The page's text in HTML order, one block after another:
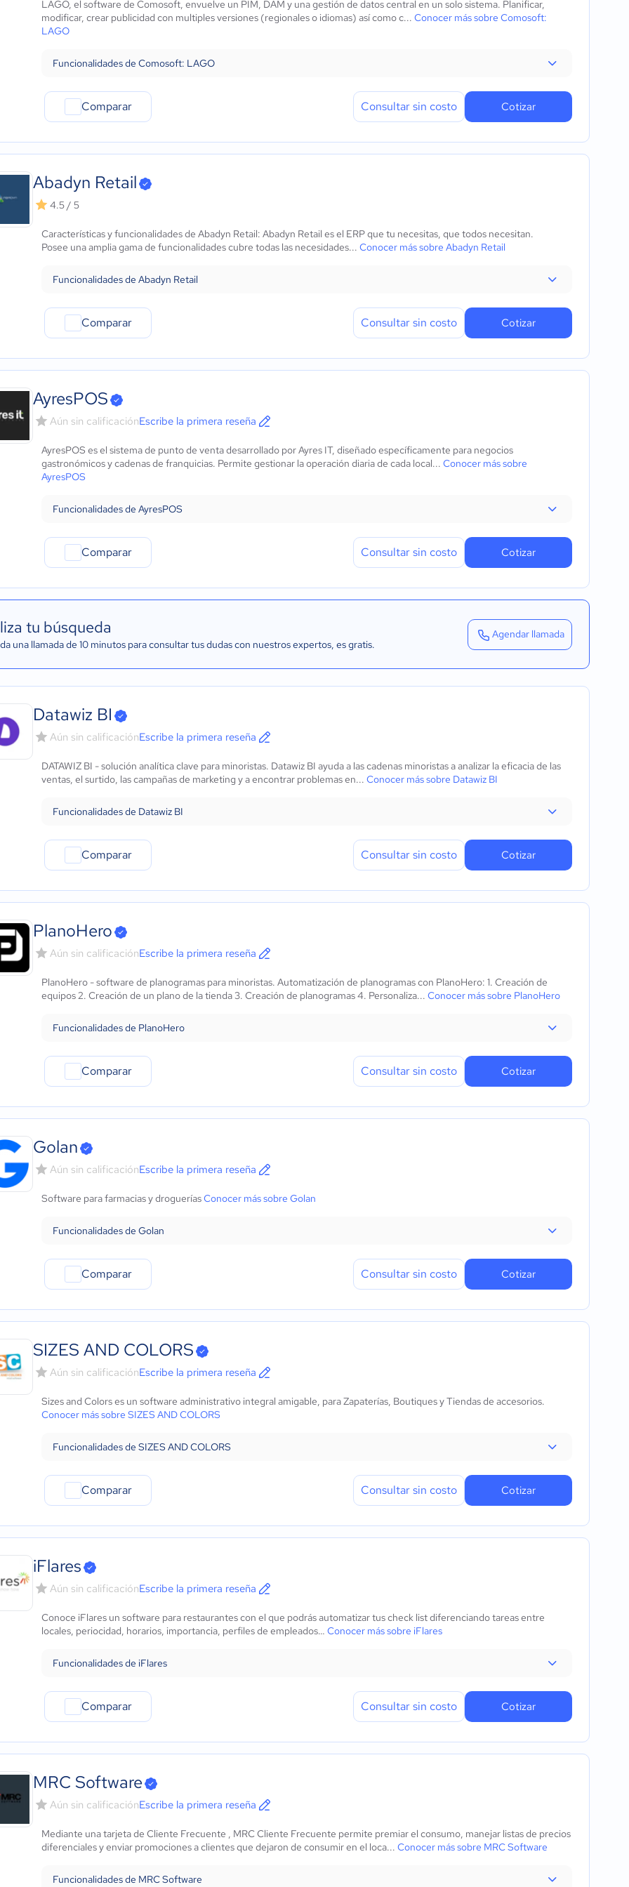
Automotriz
Comercio Electrónico
Tecnología
Recursos Humanos
Turismo
Moda y textiles
LAGO, el software de Comosoft, envuelve un PIM, DAM y una gestión de datos central en un solo sistema. Planificar,
modificar, crear publicidad con multiples versiones (regionales o idiomas) así como c... Conocer más sobre Comosoft:
LAGO
Funcionalidades de Comosoft: LAGO
Comparar Consultar sin costo Cotizar
Abadyn Retail
4.5 / 5
Características y funcionalidades de Abadyn Retail: Abadyn Retail es el ERP que tu necesitas, que todos necesitan.
Posee una amplia gama de funcionalidades cubre todas las necesidades... Conocer más sobre Abadyn Retail
Funcionalidades de Abadyn Retail
Comparar Consultar sin costo Cotizar
AyresPOS
Aún sin calificaciónEscribe la primera reseña
AyresPOS es el sistema de punto de venta desarrollado por Ayres IT, diseñado específicamente para negocios
gastronómicos y cadenas de franquicias. Permite gestionar la operación diaria de cada local... Conocer más sobre
AyresPOS
Funcionalidades de AyresPOS
Comparar Consultar sin costo Cotizar
tu búsqueda
una llamada de 10 minutos para consultar tus dudas con nuestros expertos, es gratis.
Agendar llamada
Datawiz BI
Aún sin calificaciónEscribe la primera reseña
DATAWIZ BI - solución analítica clave para minoristas. Datawiz BI ayuda a las cadenas minoristas a analizar la eficacia de las
ventas, el surtido, las campañas de marketing y a encontrar problemas en... Conocer más sobre Datawiz BI
Funcionalidades de Datawiz BI
Comparar Consultar sin costo Cotizar
PlanoHero
Aún sin calificaciónEscribe la primera reseña
PlanoHero - software de planogramas para minoristas. Automatización de planogramas con PlanoHero: 1. Creación de
equipos 2. Creación de un plano de la tienda 3. Creación de planogramas 4. Personaliza... Conocer más sobre PlanoHero
Funcionalidades de PlanoHero
Comparar Consultar sin costo Cotizar
Golan
Aún sin calificaciónEscribe la primera reseña
Software para farmacias y drogueríasConocer más sobre Golan
Funcionalidades de Golan
Comparar Consultar sin costo Cotizar
SIZES AND COLORS
Aún sin calificaciónEscribe la primera reseña
Sizes and Colors es un software administrativo integral amigable, para Zapaterías, Boutiques y Tiendas de accesorios.
Conocer más sobre SIZES AND COLORS
Funcionalidades de SIZES AND COLORS
Comparar Consultar sin costo Cotizar
iFlares
Aún sin calificaciónEscribe la primera reseña
Conoce iFlares un software para restaurantes con el que podrás automatizar tus check list diferenciando tareas entre
locales, periocidad, horarios, importancia, perfiles de empleados… Conocer más sobre iFlares
Funcionalidades de iFlares
Comparar Consultar sin costo Cotizar
MRC Software
Aún sin calificaciónEscribe la primera reseña
Mediante una tarjeta de Cliente Frecuente , MRC Cliente Frecuente permite premiar el consumo, manejar listas de precios
diferenciales y enviar promociones a clientes que dejaron de consumir en el loca... Conocer más sobre MRC Software
Funcionalidades de MRC Software